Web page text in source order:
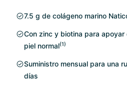
7.5 g de colágeno marino
Con zinc y biotina para apoyar
piel normal(1)
Suministro mensual para una
días